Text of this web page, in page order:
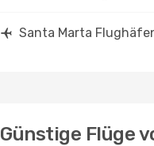
Santa Marta
Günstige Flüge